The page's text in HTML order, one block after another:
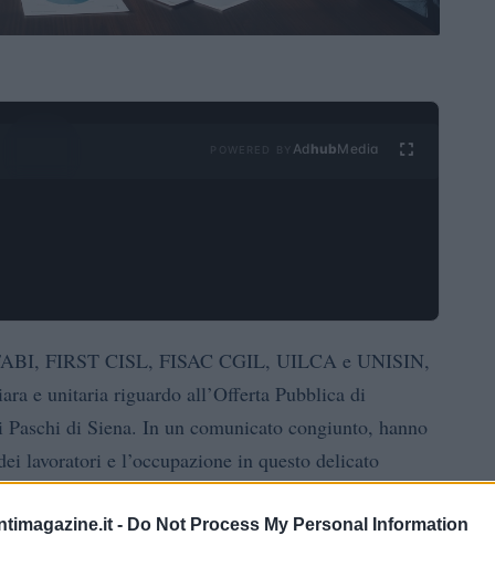
- Do Not Process My Personal Information
Ad hubMedia
FIRST CISL, FISAC CGIL, UILCA e UNISIN,
e unitaria riguardo all’Offerta Pubblica di
di Siena. In un comunicato congiunto, hanno
lavoratori e l’occupazione in questo delicato
ripercussioni per i dipendenti? La loro voce è